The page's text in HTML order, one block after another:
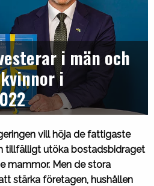
i män och
i
vill höja de fattigaste
tillfälligt utöka bostadsbidraget
mammor. Men de stora
stärka företagen, hushållen